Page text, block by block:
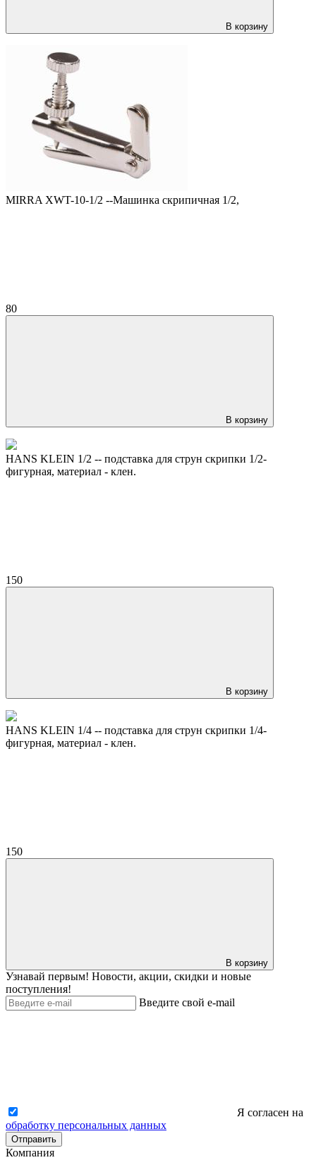
В корзину
MIRRA XWT-10-1/2 --Машинка скрипичная 1/2,
80
В корзину
HANS KLEIN 1/2 -- подставка для струн скрипки 1/2-
фигурная, материал - клен.
150
В корзину
HANS KLEIN 1/4 -- подставка для струн скрипки 1/4-
фигурная, материал - клен.
150
В корзину
Узнавай первым! Новости, акции, скидки и новые
поступления!
Введите свой e-mail
Я согласен на
обработку персональных данных
Отправить
Компания